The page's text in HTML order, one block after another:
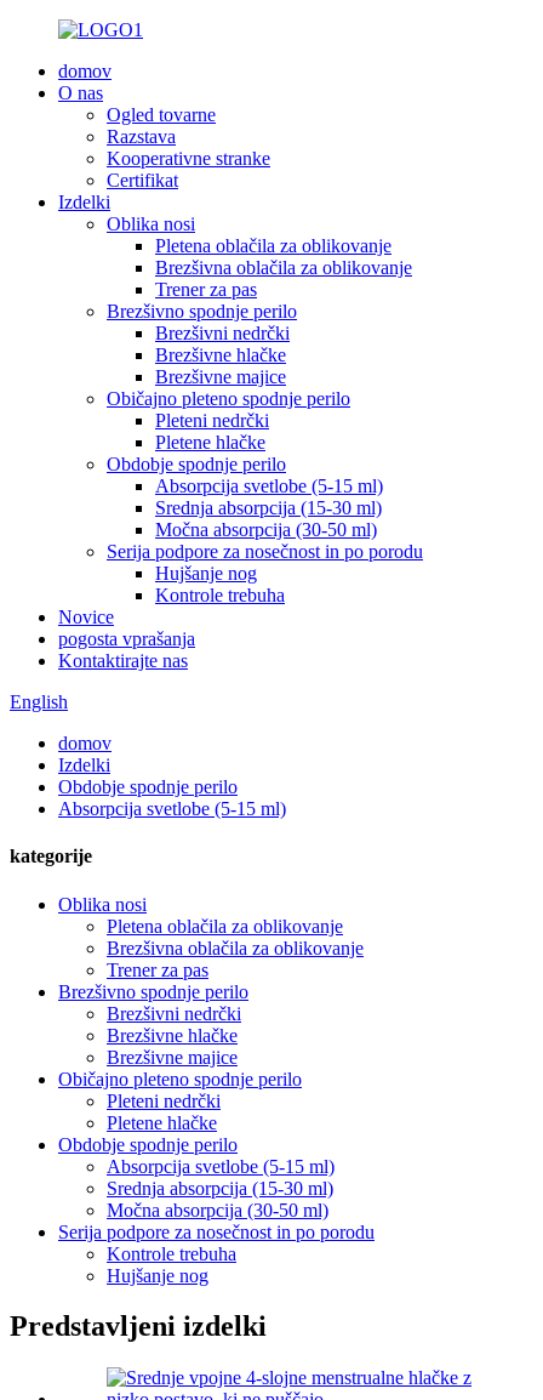
domov
O nas
Ogled tovarne
Razstava
Kooperativne stranke
Certifikat
Izdelki
Oblika nosi
Pletena oblačila za oblikovanje
Brezšivna oblačila za oblikovanje
Trener za pas
Brezšivno spodnje perilo
Brezšivni nedrčki
Brezšivne hlačke
Brezšivne majice
Običajno pleteno spodnje perilo
Pleteni nedrčki
Pletene hlačke
Obdobje spodnje perilo
Absorpcija svetlobe (5-15 ml)
Srednja absorpcija (15-30 ml)
Močna absorpcija (30-50 ml)
Serija podpore za nosečnost in po porodu
Hujšanje nog
Kontrole trebuha
Novice
pogosta vprašanja
Kontaktirajte nas
English
domov
Izdelki
Obdobje spodnje perilo
Absorpcija svetlobe (5-15 ml)
kategorije
Oblika nosi
Pletena oblačila za oblikovanje
Brezšivna oblačila za oblikovanje
Trener za pas
Brezšivno spodnje perilo
Brezšivni nedrčki
Brezšivne hlačke
Brezšivne majice
Običajno pleteno spodnje perilo
Pleteni nedrčki
Pletene hlačke
Obdobje spodnje perilo
Absorpcija svetlobe (5-15 ml)
Srednja absorpcija (15-30 ml)
Močna absorpcija (30-50 ml)
Serija podpore za nosečnost in po porodu
Kontrole trebuha
Hujšanje nog
Predstavljeni izdelki